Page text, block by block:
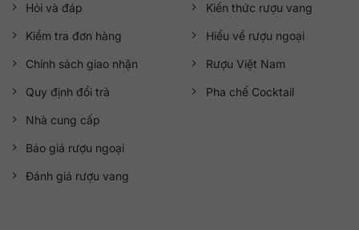
Hỏi và đáp
Kiểm tra đơn hàng
Chính sách giao nhận
Quy định đổi trả
Nhà cung cấp
Báo giá rượu ngoại
Đánh giá rượu vang
Kiến thức rượu vang
Hiểu về rượu ngoại
Rượu Việt Nam
Pha chế Cocktail